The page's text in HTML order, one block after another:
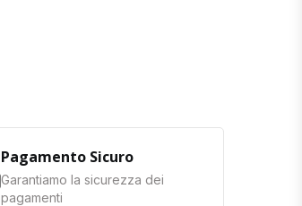
Pagamento Sicuro
Garantiamo la sicurezza dei
pagamenti